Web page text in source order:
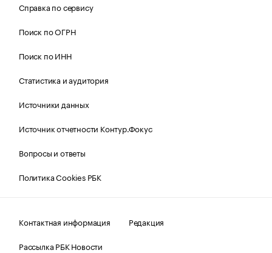
Справка по сервису
Поиск по ОГРН
Поиск по ИНН
Статистика и аудитория
Источники данных
Источник отчетности Контур.Фокус
Вопросы и ответы
Политика Cookies РБК
Контактная информация
Редакция
Рассылка РБК Новости